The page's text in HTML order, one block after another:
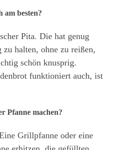
am besten?
Pita. Die hat genug
halten, ohne zu reißen,
schön knusprig.
funktioniert auch, ist
Pfanne machen?
Grillpfanne oder eine